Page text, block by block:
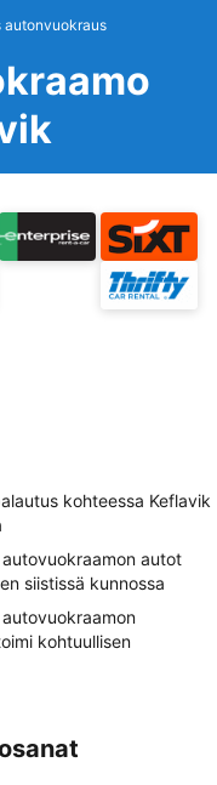
autonvuokraus
kohteessa Keflavik
autot
siistissä kunnossa
kohtuullisen